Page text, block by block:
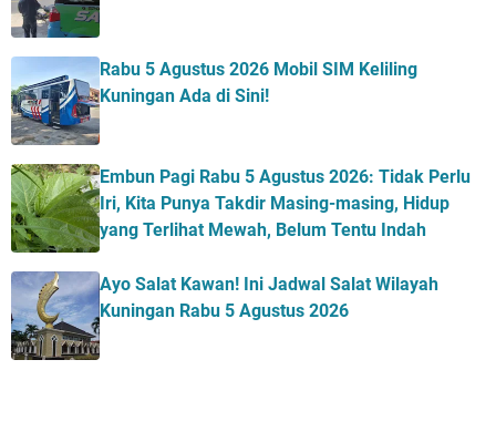
Rabu 5 Agustus 2026 Mobil SIM Keliling
Kuningan Ada di Sini!
Embun Pagi Rabu 5 Agustus 2026: Tidak Perlu
Iri, Kita Punya Takdir Masing-masing, Hidup
yang Terlihat Mewah, Belum Tentu Indah
Ayo Salat Kawan! Ini Jadwal Salat Wilayah
Kuningan Rabu 5 Agustus 2026